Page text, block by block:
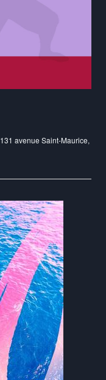
131 avenue Saint-Maurice,